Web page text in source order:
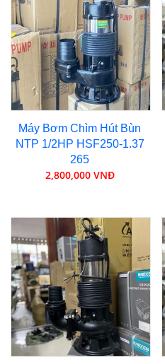
Máy Bơm Chìm Hút Bùn
NTP 1/2HP HSF250-1.37
265
2,800,000 VNĐ